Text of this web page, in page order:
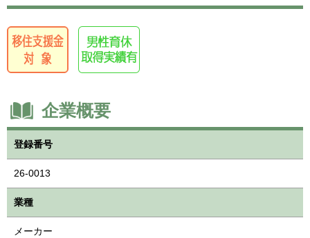
企業概要
登録番号
26-0013
業種
メーカー